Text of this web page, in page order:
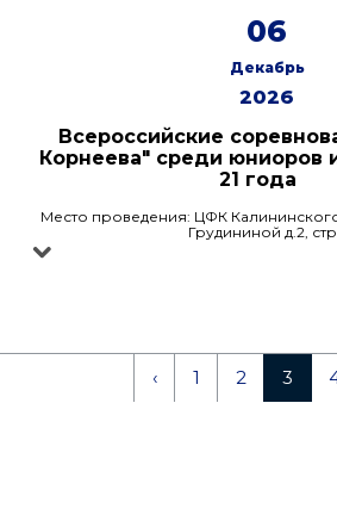
06
Декабрь
2026
Всероссийские
Корнеева" среди юниоров
21 года
Место проведения: ЦФК
Грудининой д.2,
‹ 1 2 3